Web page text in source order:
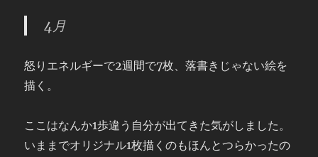
4月
怒りエネルギーで2週間で7枚、落書きじゃない絵を
描く。
ここはなんか1歩違う自分が出てきた気がしました。
いままでオリジナル1枚描くのもほんとつらかったの